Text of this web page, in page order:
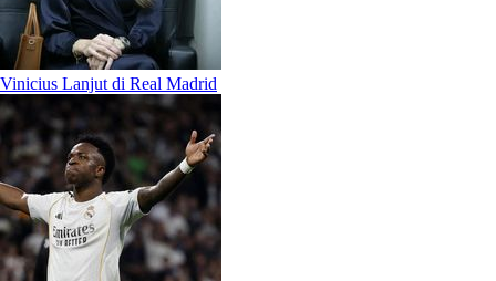
Vinicius Lanjut di Real Madrid